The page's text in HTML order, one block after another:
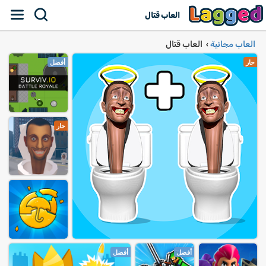
العاب قتال
العاب مجانية › العاب قتال
حار
أفضل
أفضل
حار
أفضل